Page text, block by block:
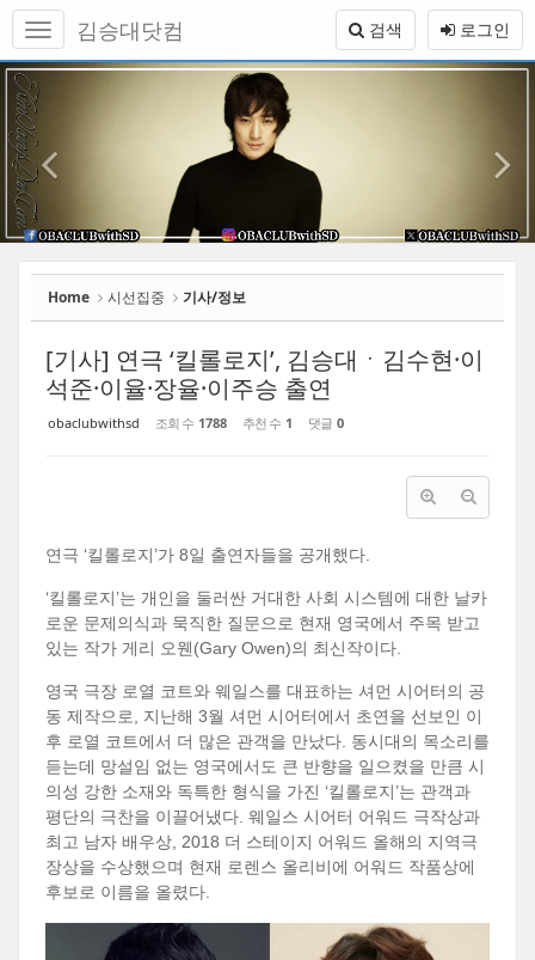
본
바
로
가
메
토
글
기
로그인
검색
김승대닷컴
이
1
Home 시선집중 기사/정보
[기사] 연극 ‘킬롤로지’, 김승대ㆍ김수현·이
석준·이율·장율·이주승 출연
obaclubwithsd 조회 수 1788 추천 수 1 댓글 0
연극 ‘킬롤로지’가 8일 출연자들을 공개했다.
‘킬롤로지’는 개인을 둘러싼 거대한 사회 시스템에 대한 날카
로운 문제의식과 묵직한 질문으로 현재 영국에서 주목 받고
있는 작가 게리 오웬(Gary Owen)의 최신작이다.
영국 극장 로열 코트와 웨일스를 대표하는 셔먼 시어터의 공
동 제작으로, 지난해 3월 셔먼 시어터에서 초연을 선보인 이
후 로열 코트에서 더 많은 관객을 만났다. 동시대의 목소리를
듣는데 망설임 없는 영국에서도 큰 반향을 일으켰을 만큼 시
의성 강한 소재와 독특한 형식을 가진 ‘킬롤로지’는 관객과
평단의 극찬을 이끌어냈다. 웨일스 시어터 어워드 극작상과
최고 남자 배우상, 2018 더 스테이지 어워드 올해의 지역극
장상을 수상했으며 현재 로렌스 올리비에 어워드 작품상에
후보로 이름을 올렸다.